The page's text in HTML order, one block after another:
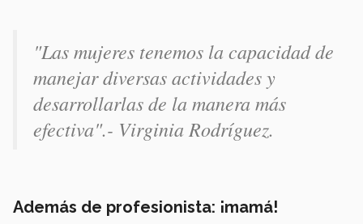
"Las mujeres tenemos la capacidad de
manejar diversas actividades y
desarrollarlas de la manera más
efectiva".- Virginia Rodríguez.
Además de profesionista: ¡mamá!